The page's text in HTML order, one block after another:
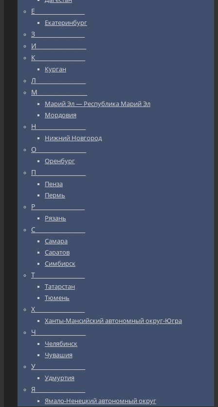
Е_________________
Екатеринбург
З_________________
И_________________
К_________________
Курган
Л_________________
М_________________
Марий Эл — Республика Марий Эл
Мордовия
Н_________________
Нижний Новгород
О_________________
Оренбург
П_________________
Пенза
Пермь
Р_________________
Рязань
С_________________
Самара
Саратов
Симбирск
Т_________________
Татарстан
Тюмень
Х_________________
Ханты-Мансийский автономный округ-Югра
Ч_________________
Челябинск
Чувашия
У_________________
Удмуртия
Я_________________
Ямало-Ненецкий автономный округ